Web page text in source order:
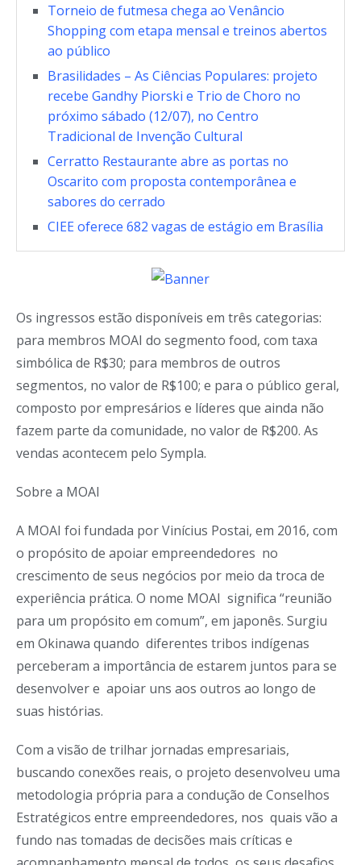
Torneio de futmesa chega ao Venâncio
Shopping com etapa mensal e treinos abertos
ao público
Brasilidades – As Ciências Populares: projeto
recebe Gandhy Piorski e Trio de Choro no
próximo sábado (12/07), no Centro
Tradicional de Invenção Cultural
Cerratto Restaurante abre as portas no
Oscarito com proposta contemporânea e
sabores do cerrado
CIEE oferece 682 vagas de estágio em Brasília
Os ingressos estão disponíveis em três categorias:
para membros MOAI do segmento food, com taxa
simbólica de R$30; para membros de outros
segmentos, no valor de R$100; e para o público geral,
composto por empresários e líderes que ainda não
fazem parte da comunidade, no valor de R$200. As
vendas acontecem pelo Sympla.
Sobre a MOAI
A MOAI foi fundada por Vinícius Postai, em 2016, com
o propósito de apoiar empreendedores no
crescimento de seus negócios por meio da troca de
experiência prática. O nome MOAI significa “reunião
para um propósito em comum”, em japonês. Surgiu
em Okinawa quando diferentes tribos indígenas
perceberam a importância de estarem juntos para se
desenvolver e apoiar uns aos outros ao longo de
suas histórias.
Com a visão de trilhar jornadas empresariais,
buscando conexões reais, o projeto desenvolveu uma
metodologia própria para a condução de Conselhos
Estratégicos entre empreendedores, nos quais vão a
fundo nas tomadas de decisões mais críticas e